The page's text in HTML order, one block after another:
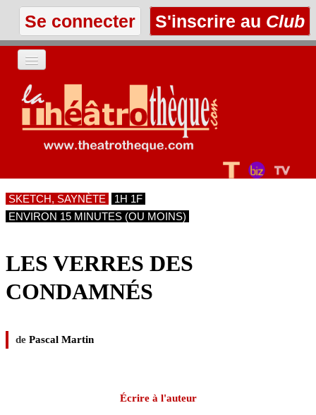
Se connecter S'inscrire au Club
ACCUEIL
LES TEXTES
LES ANNONCES
SKETCH, SAYNÈTE
1H 1F
ENVIRON 15 MINUTES (OU MOINS)
LES VERRES DES
CONDAMNÉS
de Pascal Martin
Écrire à l'auteur